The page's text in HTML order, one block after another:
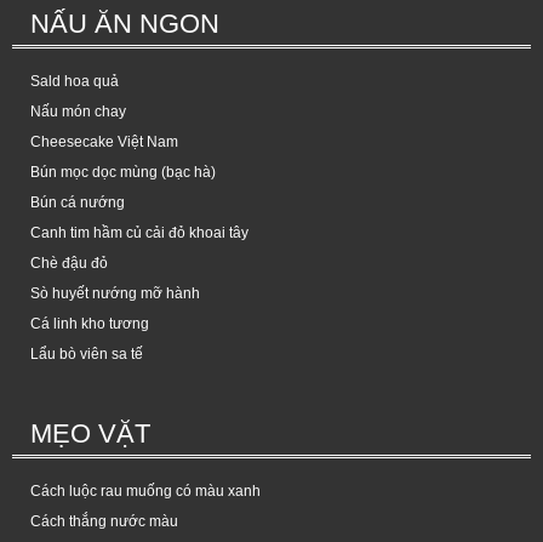
NẤU ĂN NGON
Sald hoa quả
Nấu món chay
Cheesecake Việt Nam
Bún mọc dọc mùng (bạc hà)
Bún cá nướng
Canh tim hầm củ cải đỏ khoai tây
Chè đậu đỏ
Sò huyết nướng mỡ hành
Cá linh kho tương
Lẩu bò viên sa tế
MẸO VẶT
Cách luộc rau muống có màu xanh
Cách thắng nước màu